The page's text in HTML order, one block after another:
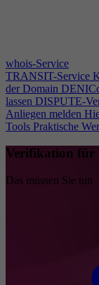
whois-Service
TRANSIT-Service
der Domain
lassen DISPUTE-
Anliegen melden
Tools Praktische
Verifikation für
Das müssen Sie tun